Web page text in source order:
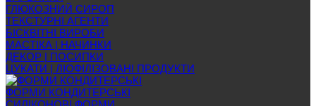
ГЛЮКОЗНИЙ СИРОП
ТЕКСТУРНІ АГЕНТИ
БІСКВІТНІ ВИРОБИ
МАСТІКА | НАЧИНКИ
ДЕКОР | ПОСИПКИ
ЦУКАТИ | ЛІОФІЛІЗОВАНІ ПРОДУКТИ
ФОРМИ КОНДИТЕРСЬКІ